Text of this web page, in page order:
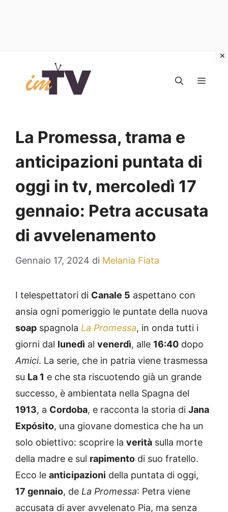
contenuto
La Promessa, trama e
anticipazioni puntata di
oggi in tv, mercoledì 17
gennaio: Petra accusata
di avvelenamento
Gennaio 17, 2024 di Melania Fiata
I telespettatori di Canale 5 aspettano con
ansia ogni pomeriggio le puntate della nuova
soap spagnola La Promessa, in onda tutti i
giorni dal lunedì al venerdì, alle 16:40 dopo
Amici. La serie, che in patria viene trasmessa
su La 1 e che sta riscuotendo già un grande
successo, è ambientata nella Spagna del
1913, a Cordoba, e racconta la storia di Jana
Expósito, una giovane domestica che ha un
solo obiettivo: scoprire la verità sulla morte
della madre e sul rapimento di suo fratello.
Ecco le anticipazioni della puntata di oggi,
17 gennaio, de La Promessa: Petra viene
accusata di aver avvelenato Pia, ma senza